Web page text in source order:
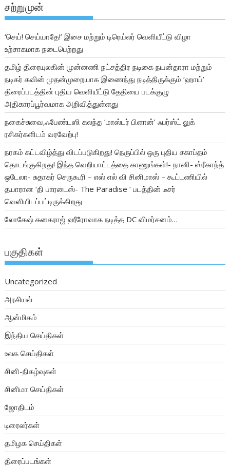
சற்றுமுன்
‘செய்! செய்யாதே!’ இசை மற்றும் டிரெய்லர் வெளியீட்டு விழா
உற்சாகமாக நடைபெற்றது
தமிழ் திரையுலகின் முன்னணி நட்சத்திர நடிகை நயன்தாரா மற்றும்
நடிகர் கவின் முதன்முறையாக இணைந்து நடித்திருக்கும் ‘ஹாய்’
திரைப்படத்தின் புதிய வெளியீட்டு தேதியை படக்குழு
அதிகாரப்பூர்வமாக அறிவித்துள்ளது
நகைச்சுவை,ஃபேண்டஸி கலந்த ‘மாஸ்டர் பிளான்’ ஃபர்ஸ்ட் லுக்
ரசிகர்களிடம் வரவேற்பு!
நரகம் கட்டவிழ்த்து விடப்படுகிறது! நெருப்பில் ஒரு புதிய சகாப்தம்
தொடங்குகிறது! இந்த வெறியாட்டத்தை காணுங்கள்!- நானி- ஸ்ரீகாந்த்
ஒடேலா- சுதாகர் செருகூரி – எஸ் எல் வி சினிமாஸ் – கூட்டணியில்
தயாரான ‘தி பாரடைஸ்- The Paradise ‘ படத்தின் டீசர்
வெளியிடப்பட்டிருக்கிறது
லோகேஷ் கனகராஜ் ஹீரோவாக நடித்த DC விமர்சனம்…
பகுதிகள்
Uncategorized
அரசியல்
ஆன்மிகம்
இந்திய செய்திகள்
உலக செய்திகள்
சினி-நிகழ்வுகள்
சினிமா செய்திகள்
ஜோதிடம்
டிரைலர்கள்
தமிழக செய்திகள்
திரைப்படங்கள்